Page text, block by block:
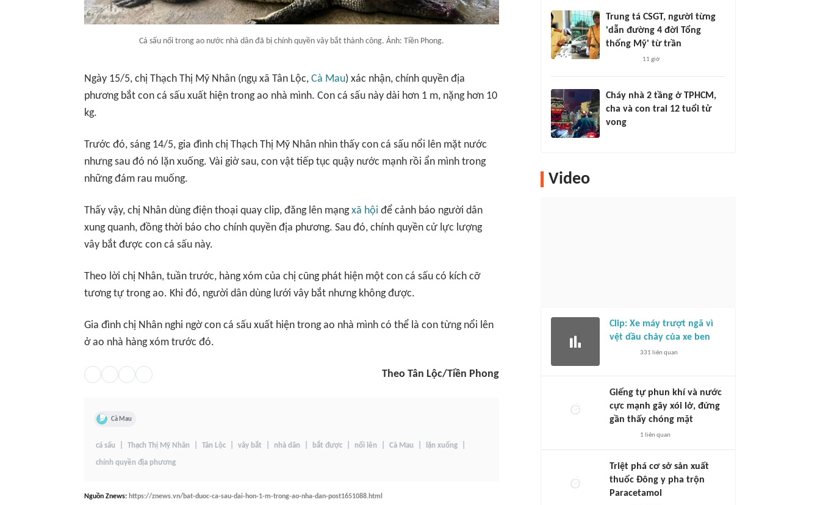
Cá sấu nổi trong ao nước nhà dân đã bị chính quyền vây bắt thành công. Ảnh: Tiền Phong.
Ngày 15/5, chị Thạch Thị Mỹ Nhân (ngụ xã Tân Lộc, Cà Mau) xác nhận, chính quyền địa
phương bắt con cá sấu xuất hiện trong ao nhà mình. Con cá sấu này dài hơn 1 m, nặng hơn 10
kg.
Trước đó, sáng 14/5, gia đình chị Thạch Thị Mỹ Nhân nhìn thấy con cá sấu nổi lên mặt nước
nhưng sau đó nó lặn xuống. Vài giờ sau, con vật tiếp tục quậy nước mạnh rồi ẩn mình trong
những đám rau muống.
Thấy vậy, chị Nhân dùng điện thoại quay clip, đăng lên mạngxã hội để cảnh báo người dân
xung quanh, đồng thời báo cho chính quyền địa phương. Sau đó, chính quyền cử lực lượng
vây bắt được con cá sấu này.
Theo lời chị Nhân, tuần trước, hàng xóm của chị cũng phát hiện một con cá sấu có kích cỡ
tương tự trong ao. Khi đó, người dân dùng lưới vây bắt nhưng không được.
Gia đình chị Nhân nghi ngờ con cá sấu xuất hiện trong ao nhà mình có thể là con từng nổi lên
ở ao nhà hàng xóm trước đó.
Theo Tân Lộc/Tiền Phong
Cà Mau
cá sấu Thạch Thị Mỹ Nhân Tân Lộc vây bắt nhà dân bắt được nổi lên Cà Mau lặn xuống
chính quyền địa phương
Nguồn Znews: https://znews.vn/bat-duoc-ca-sau-dai-hon-1-m-trong-ao-nha-dan-post1651088.html
Trung tá CSGT, người từng
'dẫn đường 4 đời Tổng
thống Mỹ' từ trần
11 giờ
Cháy nhà 2 tầng ở TPHCM,
cha và con trai 12 tuổi tử
vong
Video
Clip: Xe máy trượt ngã vì
vệt dầu chảy của xe ben
331 liên quan
Giếng tự phun khí và nước
cực mạnh gây xói lở, đứng
gần thấy chóng mặt
1 liên quan
Triệt phá cơ sở sản xuất
thuốc Đông y pha trộn
Paracetamol